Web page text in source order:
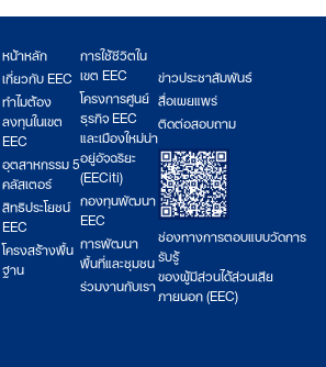
หน้าหลัก
เกี่ยวกับ EEC
ทำไมต้อง
ลงทุนในเขต
EEC
อุตสาหกรรม 5
คลัสเตอร์
สิทธิประโยชน์
EEC
โครงสร้างพื้น
ฐาน
การใช้ชีวิตใน
เขต EEC
โครงการศูนย์
ธุรกิจ EEC
และเมืองใหม่น่า
อยู่อัจฉริยะ
(EECiti)
กองทุนพัฒนา
EEC
การพัฒนา
พื้นที่และชุมชน
ร่วมงานกับเรา
ข่าวประชาสัมพันธ์
สื่อเผยแพร่
ติดต่อสอบถาม
ช่องทางการตอบแบบวัดการ
รับรู้
ของผู้มีส่วนได้ส่วนเสีย
ภายนอก (EEC)